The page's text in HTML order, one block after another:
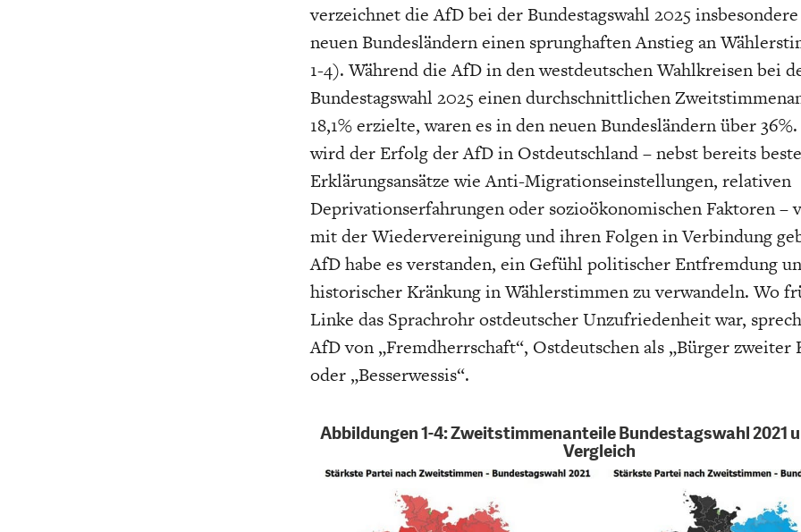
DIE POSITIONEN DER
WIRTSCHAFTSWEISEN
BGE-
UNGLEICHHEIT USA
verzeichnet die AfD bei der Bundestagswahl 2025
neuen Bundesländern einen sprunghaften Anstieg an
1-4). Während die AfD in den westdeutschen Wahlkreisen bei
Bundestagswahl 2025 einen durchschnittlichen
18,1% erzielte, waren es in den neuen Bundesländern über
wird der Erfolg der AfD in Ostdeutschland – nebst bereits
Erklärungsansätze wie Anti-Migrationseinstellungen, relativen
Deprivationserfahrungen oder sozioökonomischen Faktoren –
mit der Wiedervereinigung und ihren Folgen in Verbindung
AfD habe es verstanden, ein Gefühl politischer Entfremdung
historischer Kränkung in Wählerstimmen zu verwandeln. Wo
Linke das Sprachrohr ostdeutscher Unzufriedenheit war,
AfD von „Fremdherrschaft“, Ostdeutschen als „Bürger zweiter
oder „Besserwessis“.
Abbildungen 1-4: Zweitstimmenanteile Bundestagswahl 2021
Vergleich